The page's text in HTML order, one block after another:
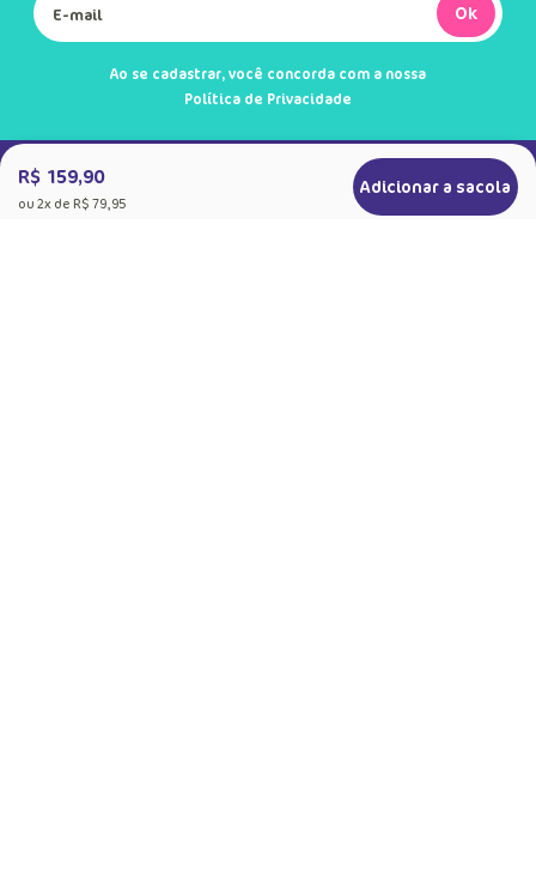
R$ 159,90
ou 2x de R$ 79,95
Adicionar a sacola
Ok
Ao se cadastrar, você concorda com a nossa
Política de Privacidade